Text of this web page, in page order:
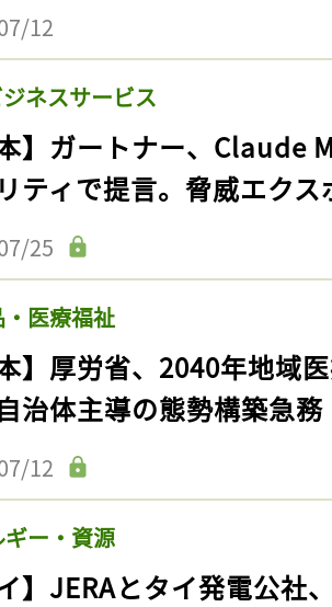
12
ネスサービス
本】ガートナー、Claude
ティで提言。脅威エク
25
医療福祉
本】厚労省、2040年地域
治体主導の態勢構築急務
12
ー・資源
イ】JERAとタイ発電公社
事をお気に入りに
ログインが必